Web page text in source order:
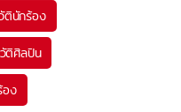
ตินักร้อง
ติศิลปิน
อง